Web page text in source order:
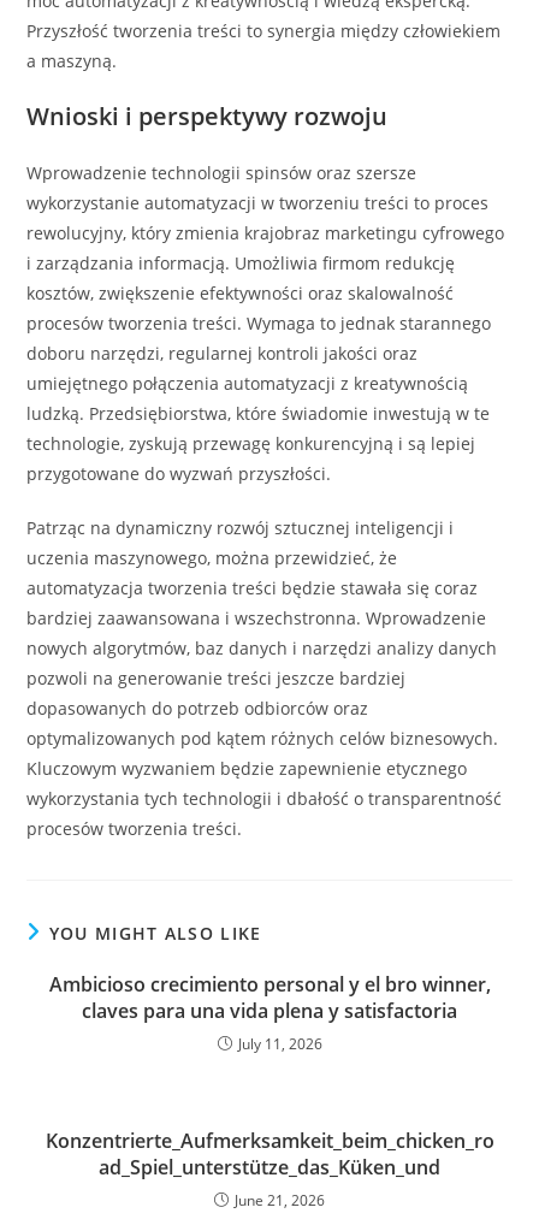
Przyszłość tworzenia treści to synergia między człowiekiem
a maszyną.
Wnioski i perspektywy rozwoju
Wprowadzenie technologii spinsów oraz szersze
wykorzystanie automatyzacji w tworzeniu treści to proces
rewolucyjny, który zmienia krajobraz marketingu cyfrowego
i zarządzania informacją. Umożliwia firmom redukcję
kosztów, zwiększenie efektywności oraz skalowalność
procesów tworzenia treści. Wymaga to jednak starannego
doboru narzędzi, regularnej kontroli jakości oraz
umiejętnego połączenia automatyzacji z kreatywnością
ludzką. Przedsiębiorstwa, które świadomie inwestują w te
technologie, zyskują przewagę konkurencyjną i są lepiej
przygotowane do wyzwań przyszłości.
Patrząc na dynamiczny rozwój sztucznej inteligencji i
uczenia maszynowego, można przewidzieć, że
automatyzacja tworzenia treści będzie stawała się coraz
bardziej zaawansowana i wszechstronna. Wprowadzenie
nowych algorytmów, baz danych i narzędzi analizy danych
pozwoli na generowanie treści jeszcze bardziej
dopasowanych do potrzeb odbiorców oraz
optymalizowanych pod kątem różnych celów biznesowych.
Kluczowym wyzwaniem będzie zapewnienie etycznego
wykorzystania tych technologii i dbałość o transparentność
procesów tworzenia treści.
YOU MIGHT ALSO LIKE
Ambicioso crecimiento personal y el bro winner,
claves para una vida plena y satisfactoria
July 11, 2026
Konzentrierte_Aufmerksamkeit_beim_chicken_ro
ad_Spiel_unterstütze_das_Küken_und
June 21, 2026